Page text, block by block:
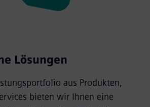
Lösungen
aus Produkten,
bieten wir Ihnen eine